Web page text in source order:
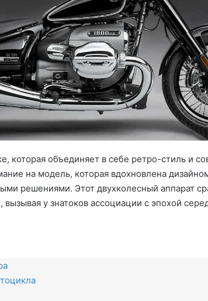
которая объединяет в себе ретро-стиль и
на модель, которая вдохновлена
решениями. Этот двухколесный аппарат
у знатоков ассоциации с эпохой